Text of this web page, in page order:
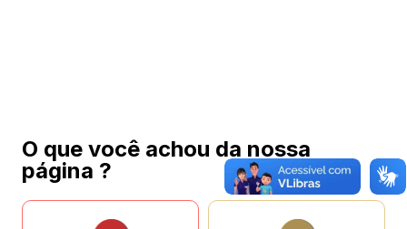
O que você achou da nossa
página ?